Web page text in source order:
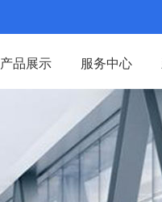
产品展示 服务中心